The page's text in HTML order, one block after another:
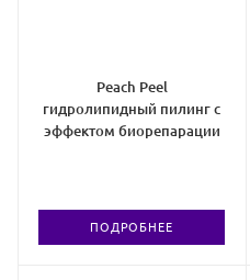
Peach Peel
гидролипидный пилинг с
эффектом биорепарации
ПОДРОБНЕЕ